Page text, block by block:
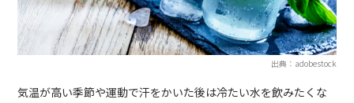
出典：adobestock
気温が高い季節や運動で汗をかいた後は冷たい水を飲みたくな